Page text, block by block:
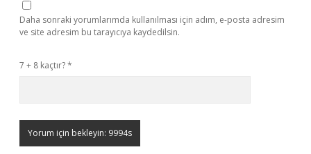
Daha sonraki yorumlarımda kullanılması için adım, e-posta adresim
ve site adresim bu tarayıcıya kaydedilsin.
7 + 8 kaçtır?*